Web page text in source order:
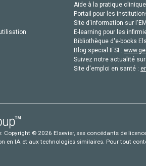
Aide à la pratique
Portail pour les
Site d'information sur
E-learning pour les
Bibliothèque d'e-books
Blog special IFSI :
Suivez notre actualité
Site d'emploi en santé :
Copyright © 2026 Elsevier, ses concédants de
en IA et aux technologies similaires. Pour tout